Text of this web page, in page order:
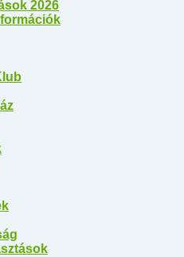
2026